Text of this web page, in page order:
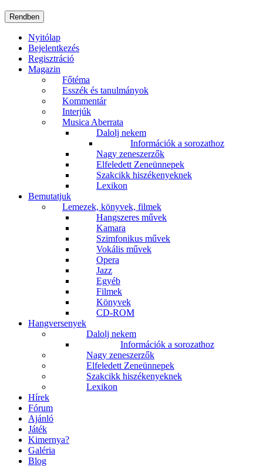
Nyitólap
Bejelentkezés
Regisztráció
Magazin
Főtéma
Esszék és tanulmányok
Kommentár
Interjúk
Musica Aberrata
Dalolj nekem
Információk a sorozathoz
Nagy zeneszerzők
Elfeledett Zeneünnepek
Szakcikk hiszékenyeknek
Lexikon
Bemutatjuk
Lemezek, könyvek, filmek
Hangszeres művek
Kamara
Szimfonikus művek
Vokális művek
Opera
Jazz
Egyéb
Filmek
Könyvek
CD-ROM
Hangversenyek
Dalolj nekem
Információk a sorozathoz
Nagy zeneszerzők
Elfeledett Zeneünnepek
Szakcikk hiszékenyeknek
Lexikon
Hírek
Fórum
Ajánló
Játék
Kimernya?
Galéria
Blog